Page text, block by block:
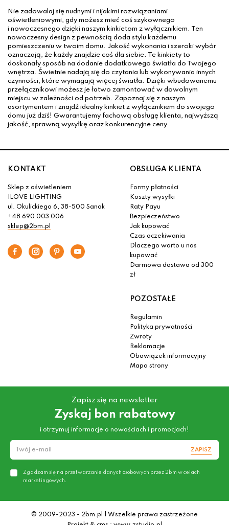
Nie zadowalaj się nudnymi i nijakimi rozwiązaniami
oświetleniowymi, gdy możesz mieć coś szykownego
i nowoczesnego dzięki naszym kinkietom z wyłącznikiem. Ten
nowoczesny design z pewnością doda stylu każdemu
pomieszczeniu w twoim domu. Jakość wykonania i szeroki wybór
oznaczają, że każdy znajdzie coś dla siebie. Te kinkiety to
doskonały sposób na dodanie dodatkowego światła do Twojego
wnętrza. Świetnie nadają się do czytania lub wykonywania innych
czynności, które wymagają więcej światła. Dzięki wbudowanemu
przełącznikowi możesz je łatwo zamontować w dowolnym
miejscu w zależności od potrzeb. Zapoznaj się z naszym
asortymentem i znajdź idealny kinkiet z wyłącznikiem do swojego
domu już dziś! Gwarantujemy fachową obsługę klienta, najwyższą
jakość, sprawną wysyłkę oraz konkurencyjne ceny.
KONTAKT
Sklep z oświetleniem
ILOVE LIGHTING
ul. Okulickiego 6, 38-500 Sanok
+48 690 003 006
sklep@2bm.pl
OBSŁUGA KLIENTA
Formy płatności
Koszty wysyłki
Raty Payu
Bezpieczeństwo
Jak kupować
Czas oczekiwania
Dlaczego warto u nas
kupować
Darmowa dostawa od 300
zł
POZOSTAŁE
Regulamin
Polityka prywatności
Zwroty
Reklamacje
Obowiązek informacyjny
Mapa strony
Zapisz się na newsletter
Zyskaj bon rabatowy
i otrzymuj informacje o nowościach i promocjach!
ZAPISZ
Zgadzam się na przetwarzanie danych osobowych przez 2bm w celach
marketingowych.
© 2009-2023 - 2bm.pl | Wszelkie prawa zastrzeżone